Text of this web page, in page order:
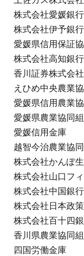
株式会社愛媛銀行
株式会社伊予銀行
愛媛県信用保証
株式会社高知銀行
香川証券株式会社
えひめ中央農業
愛媛県信用農業
愛媛県農業協同
愛媛信用金庫
越智今治農業協
株式会社かんぽ
株式会社山口フ
株式会社中国銀行
株式会社日本政
株式会社百十四
香川県農業協同
四国労働金庫